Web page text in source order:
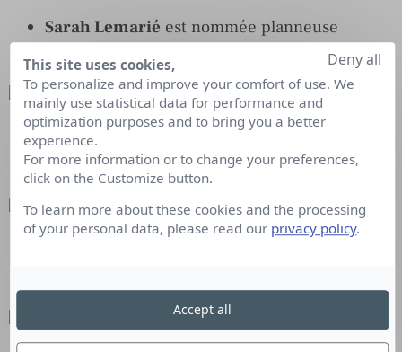
Sarah Lemarié est nommée planneuse
stratégique chez
Antonia Ceppi
en tant que global strategy director
This site uses cookies,
To personalize and improve your comfort of use. We
mainly use statistical data for performance and
optimization purposes and to bring you a better
experience.
For more information or to change your preferences,
click on the Customize button.
To learn more about these cookies and the processing
of your personal data, please read our privacy policy.
Deny all
Accept all